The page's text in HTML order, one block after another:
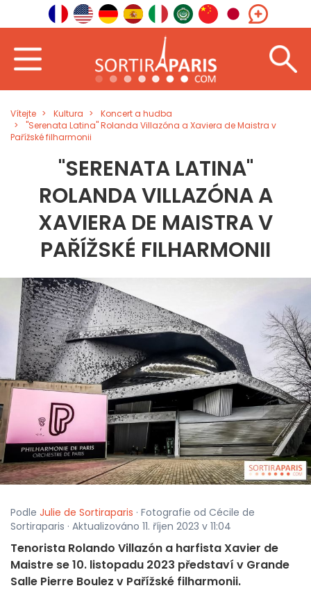
Vítejte Kultura
Koncert a hudba
"Serenata Latina" Rolanda Villazóna a Xaviera de Maistra v
Pařížské filharmonii
"SERENATA LATINA"
ROLANDA VILLAZÓNA A
XAVIERA DE MAISTRA V
PAŘÍŽSKÉ FILHARMONII
Podle Julie de Sortiraparis · Fotografie od Cécile de
Sortiraparis · Aktualizováno 11. říjen 2023 v 11:04
Tenorista Rolando Villazón a harfista Xavier de
Maistre se 10. listopadu 2023 představí v Grande
Salle Pierre Boulez v Pařížské filharmonii.